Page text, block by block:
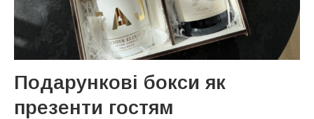
Подарункові бокси як
презенти гостям